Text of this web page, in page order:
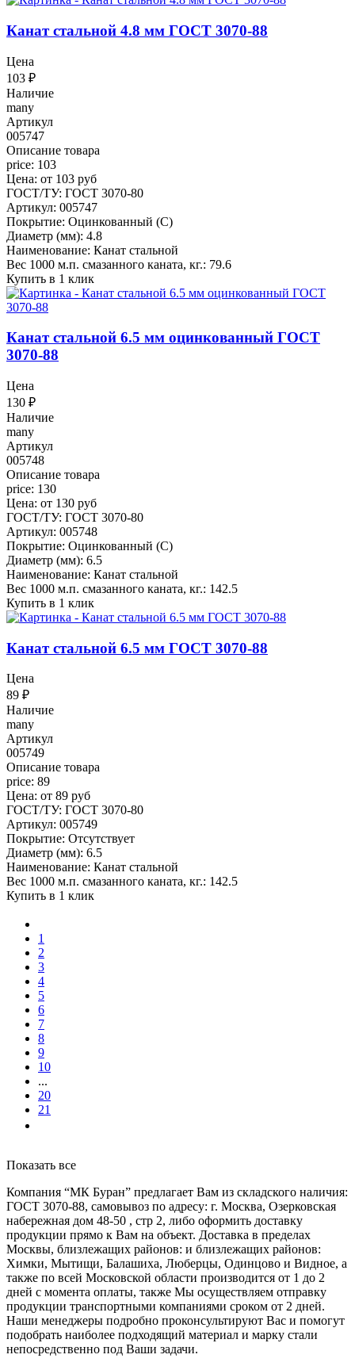
Канат стальной 4.8 мм ГОСТ 3070-88
Цена
103 ₽
Наличие
many
Артикул
005747
Описание товара
price: 103
Цена: от 103 руб
ГОСТ/ТУ: ГОСТ 3070-80
Артикул: 005747
Покрытие: Оцинкованный (С)
Диаметр (мм): 4.8
Наименование: Канат стальной
Вес 1000 м.п. смазанного каната, кг.: 79.6
Купить в 1 клик
Канат стальной 6.5 мм оцинкованный ГОСТ
3070-88
Цена
130 ₽
Наличие
many
Артикул
005748
Описание товара
price: 130
Цена: от 130 руб
ГОСТ/ТУ: ГОСТ 3070-80
Артикул: 005748
Покрытие: Оцинкованный (С)
Диаметр (мм): 6.5
Наименование: Канат стальной
Вес 1000 м.п. смазанного каната, кг.: 142.5
Купить в 1 клик
Канат стальной 6.5 мм ГОСТ 3070-88
Цена
89 ₽
Наличие
many
Артикул
005749
Описание товара
price: 89
Цена: от 89 руб
ГОСТ/ТУ: ГОСТ 3070-80
Артикул: 005749
Покрытие: Отсутствует
Диаметр (мм): 6.5
Наименование: Канат стальной
Вес 1000 м.п. смазанного каната, кг.: 142.5
Купить в 1 клик
1
2
3
4
5
6
7
8
9
10
...
20
21
Показать все
Компания “МК Буран” предлагает Вам из складского наличия:
ГОСТ 3070-88, самовывоз по адресу: г. Москва, Озерковская
набережная дом 48-50 , стр 2, либо оформить доставку
продукции прямо к Вам на объект. Доставка в пределах
Москвы, близлежащих районов: и близлежащих районов:
Химки, Мытищи, Балашиха, Люберцы, Одинцово и Видное, а
также по всей Московской области производится от 1 до 2
дней с момента оплаты, также Мы осуществляем отправку
продукции транспортными компаниями сроком от 2 дней.
Наши менеджеры подробно проконсультируют Вас и помогут
подобрать наиболее подходящий материал и марку стали
непосредственно под Ваши задачи.